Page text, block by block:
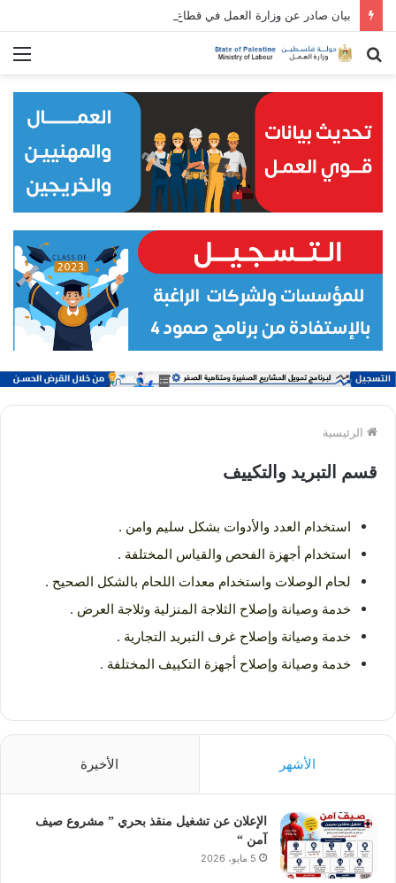
بحث
الرئيسية
قسم التبريد والتكییف
استخدام العدد والأدوات بشكل سليم وامن .
استخدام أجهزة الفحص والقياس المختلفة .
لحام الوصلات واستخدام معدات اللحام بالشكل الصحيح .
خدمة وصيانة وإصلاح الثلاجة المنزلية وثلاجة العرض .
خدمة وصيانة وإصلاح غرف التبريد التجارية .
خدمة وصيانة وإصلاح أجهزة التكييف المختلفة .
الأشهر الأخيرة
الإعلان عن تشغيل منقذ بحري ” مشروع صيف
آمن “
5 مايو، 2026